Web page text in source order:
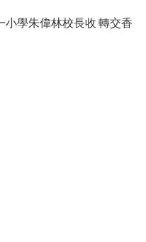
學朱偉林校長收 轉交香